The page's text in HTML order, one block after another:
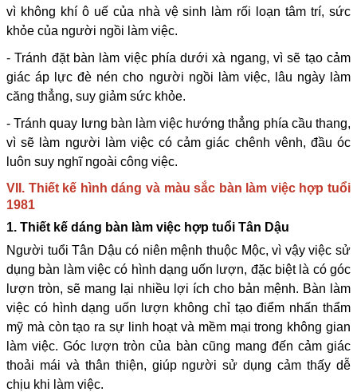
vì không khí ô uế của nhà vệ sinh làm rối loạn tâm trí, sức
khỏe của người ngồi làm việc.
- Tránh đặt bàn làm việc phía dưới xà ngang, vì sẽ tạo cảm
giác áp lực đè nén cho người ngồi làm việc, lâu ngày làm
căng thẳng, suy giảm sức khỏe.
- Tránh quay lưng bàn làm việc hướng thẳng phía cầu thang,
vì sẽ làm người làm việc có cảm giác chênh vênh, đầu óc
luôn suy nghĩ ngoài công việc.
VII. Thiết kế hình dáng và màu sắc bàn làm việc hợp tuổi
1981
1. Thiết kế dáng bàn làm việc hợp tuổi Tân Dậu
Người tuổi Tân Dậu có niên mệnh thuộc Mộc, vì vậy việc sử
dụng bàn làm việc có hình dạng uốn lượn, đặc biệt là có góc
lượn tròn, sẽ mang lại nhiều lợi ích cho bản mệnh. Bàn làm
việc có hình dạng uốn lượn không chỉ tạo điểm nhấn thẩm
mỹ mà còn tạo ra sự linh hoạt và mềm mại trong không gian
làm việc. Góc lượn tròn của bàn cũng mang đến cảm giác
thoải mái và thân thiện, giúp người sử dụng cảm thấy dễ
chịu khi làm việc.